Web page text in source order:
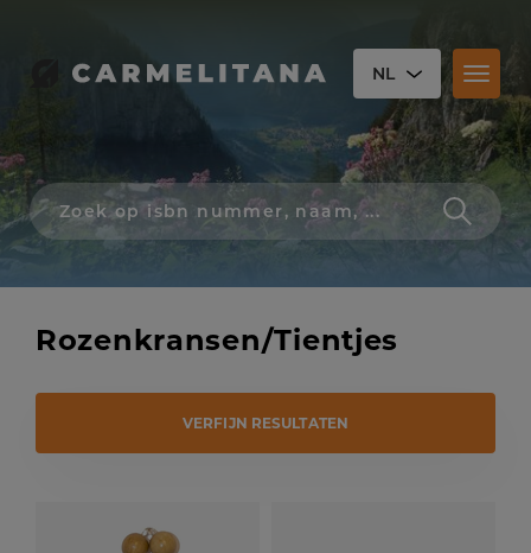
NL
Zoek
op
isbn
schrijver,
of
Rozenkransen/Tientjes
VERFIJN RESULTATEN